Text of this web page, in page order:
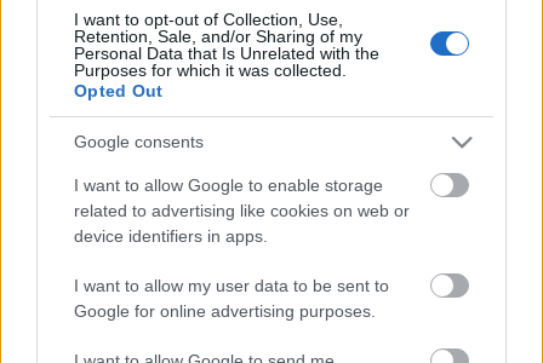
I want to opt-out of Collection, Use,
Retention, Sale, and/or Sharing of my
Personal Data that Is Unrelated with the
Purposes for which it was collected.
Opted Out
Google consents
I want to allow Google to enable storage
related to advertising like cookies on web or
device identifiers in apps.
I want to allow my user data to be sent to
Google for online advertising purposes.
Βόλος
Ατρόμητος Αθηνών
Κηφισιά
Αστέρας Τρίπολης
Παναιτωλικός
Το σύνολο του περιεχομένου και των υπηρεσιών του gazzetta.gr
διατίθεται στους επισκέπτες αυστηρά για προσωπική χρήση.
Απαγορεύεται η χρήση ή επανεκπομπή του, σε οποιοδήποτε μέσο,